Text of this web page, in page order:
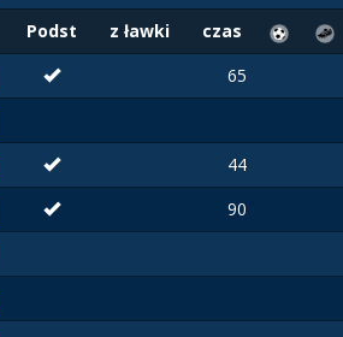
Podst z ławki
czas
65
44
90